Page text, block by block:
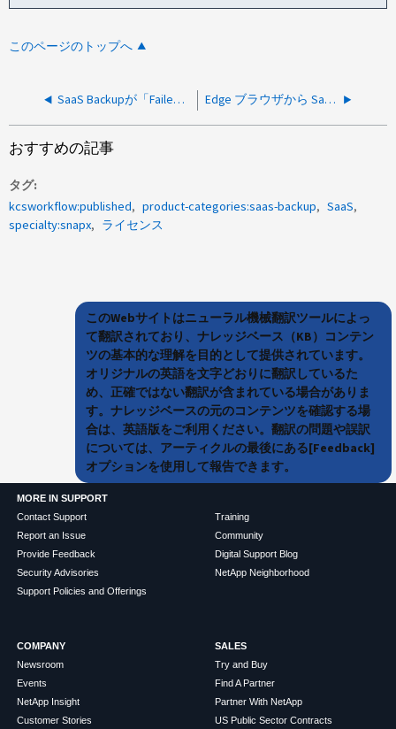
このページのトップへ
SaaS Backupが「Failed to get SharePoint Online」というエラーで失敗する Edge ブラウザから SaaS Backup ライセンスの更新が失敗する
おすすめの記事
タグ
kcsworkflow:published
product-categories:saas-backup
SaaS
specialty:snapx
ライセンス
このWebサイトはニューラル機械翻訳ツールによっ
て翻訳されており、ナレッジベース（KB）コンテン
ツの基本的な理解を目的として提供されています。
オリジナルの英語を文字どおりに翻訳しているた
め、正確ではない翻訳が含まれている場合がありま
す。ナレッジベースの元のコンテンツを確認する場
合は、英語版をご利用ください。翻訳の問題や誤訳
については、アーティクルの最後にある[Feedback]
オプションを使用して報告できます。
MORE IN SUPPORT
Contact Support
Report an Issue
Provide Feedback
Security Advisories
Support Policies and Offerings
Training
Community
Digital Support Blog
NetApp Neighborhood
COMPANY
Newsroom
Events
NetApp Insight
Customer Stories
SALES
Try and Buy
Find A Partner
Partner With NetApp
US Public Sector Contracts